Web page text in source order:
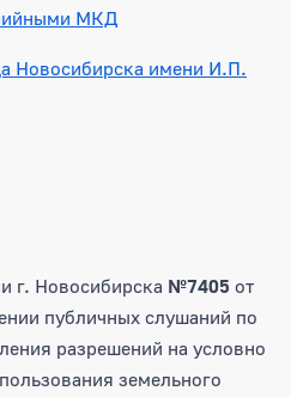
МКД
Новосибирска имени И.П.
г. Новосибирска №7405 от
публичных слушаний по
разрешений на условно
земельного